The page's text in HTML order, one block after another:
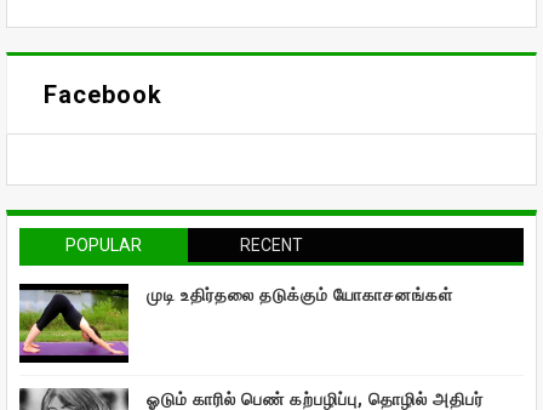
Facebook
POPULAR RECENT
முடி உதிர்தலை தடுக்கும் யோகாசனங்கள்
ஓடும் காரில் பெண் கற்பழிப்பு, தொழில் அதிபர்